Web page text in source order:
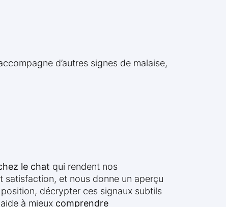
d’autres signes de malaise,
le chat qui rendent nos
et nous donne un aperçu
décrypter ces signaux subtils
à mieux comprendre